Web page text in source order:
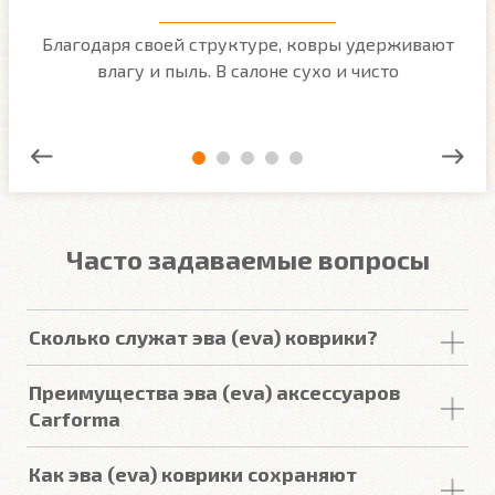
Благодаря своей структуре, ковры удерживают
влагу и пыль. В салоне сухо и чисто
Часто задаваемые вопросы
Сколько служат эва (eva) коврики?
покрытий изЕВАв среднем составляет 2-3
.
Но есть некоторые факторы, уменьшающие или
Преимущества эва (eva) аксессуаров
Carforma
Российский качественный материал
Как эва (eva) коврики сохраняют